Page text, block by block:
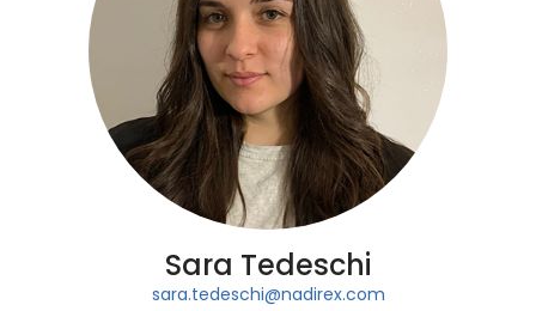
Sara Tedeschi
sara.tedeschi@nadirex.com